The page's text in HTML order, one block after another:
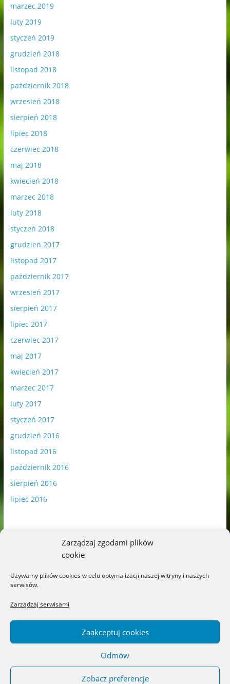
Zarządzaj zgodami plików
cookie
Używamy plików cookies w celu optymalizacji naszej witryny i naszych
serwisów.
Zarządzaj serwisami
Zaakceptuj cookies
Odmów
Zobacz preferencje
marzec 2019
luty 2019
styczeń 2019
grudzień 2018
listopad 2018
październik 2018
wrzesień 2018
sierpień 2018
lipiec 2018
czerwiec 2018
maj 2018
kwiecień 2018
marzec 2018
luty 2018
styczeń 2018
grudzień 2017
listopad 2017
październik 2017
wrzesień 2017
sierpień 2017
lipiec 2017
czerwiec 2017
maj 2017
kwiecień 2017
marzec 2017
luty 2017
styczeń 2017
grudzień 2016
listopad 2016
październik 2016
sierpień 2016
lipiec 2016
Blog o książkach dla dzieci i młodzieży –
recenzje i rekomendacje. All rights reserved.
Theme: ColorMag byThemeGrill. Powered by